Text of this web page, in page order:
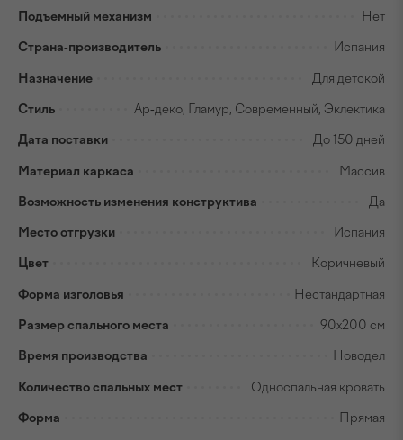
Подъемный механизм Нет
Страна-производитель Испания
Назначение Для детской
Стиль Ар-деко, Гламур, Современный, Эклектика
Дата поставки До 150 дней
Материал каркаса Массив
Возможность изменения конструктива Да
Место отгрузки Испания
Цвет Коричневый
Форма изголовья Нестандартная
Размер спального места 90х200 см
Время производства Новодел
Количество спальных мест Односпальная кровать
Форма Прямая